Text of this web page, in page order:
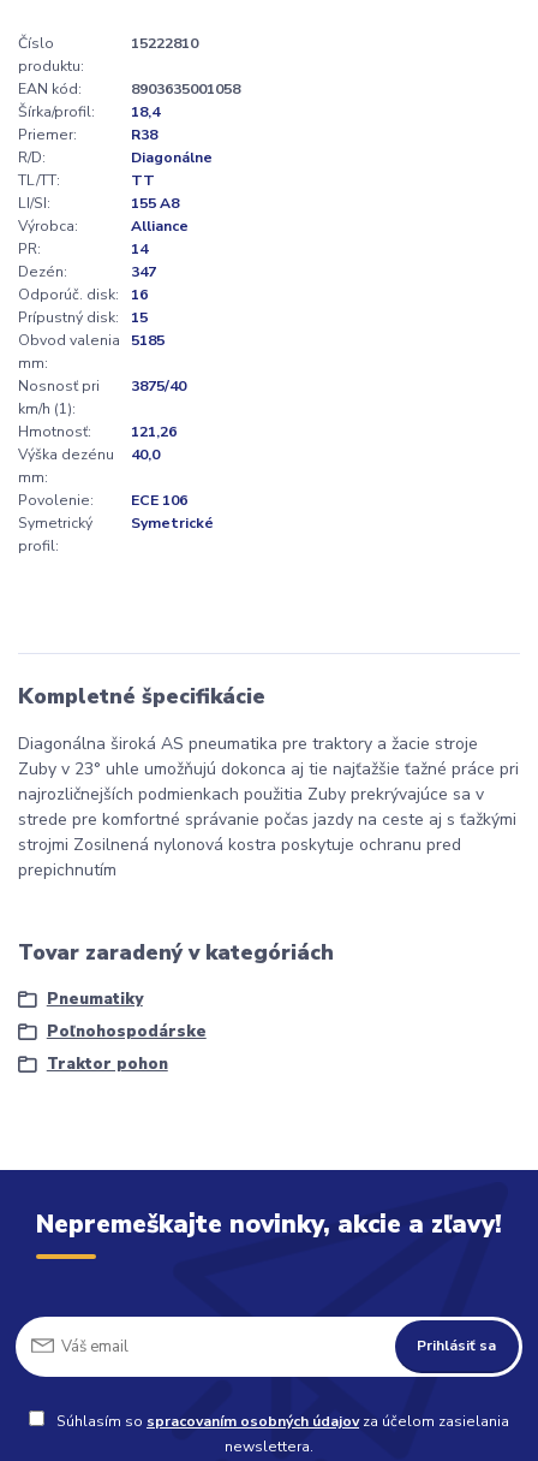
Číslo
produktu:
15222810
EAN kód:
8903635001058
Šírka/profil:
18,4
Priemer:
R38
R/D:
Diagonálne
TL/TT:
TT
LI/SI:
155 A8
Výrobca:
Alliance
PR:
14
Dezén:
347
Odporúč. disk:
16
Prípustný disk:
15
Obvod valenia
mm:
5185
Nosnosť pri
km/h (1):
3875/40
Hmotnosť:
121,26
Výška dezénu
mm:
40,0
Povolenie:
ECE 106
Symetrický
profil:
Symetrické
Kompletné špecifikácie
Diagonálna široká AS pneumatika pre traktory a žacie stroje
Zuby v 23° uhle umožňujú dokonca aj tie najťažšie ťažné práce pri
najrozličnejších podmienkach použitia Zuby prekrývajúce sa v
strede pre komfortné správanie počas jazdy na ceste aj s ťažkými
strojmi Zosilnená nylonová kostra poskytuje ochranu pred
prepichnutím
Tovar zaradený v kategóriách
Pneumatiky
Poľnohospodárske
Traktor pohon
Nepremeškajte novinky, akcie a zľavy!
Prihlásiť sa
Súhlasím so spracovaním osobných údajovza účelom zasielania
newslettera.